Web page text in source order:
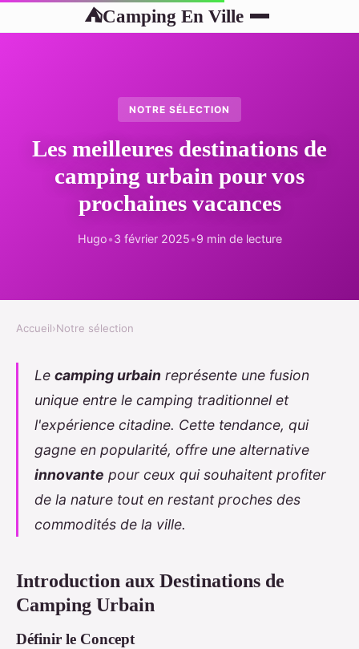
⛺Camping En Ville
NOTRE SÉLECTION
Les meilleures destinations de
camping urbain pour vos
prochaines vacances
Hugo•3 février 2025•9 min de lecture
Accueil›Notre sélection
Le camping urbain représente une fusion
unique entre le camping traditionnel et
l'expérience citadine. Cette tendance, qui
gagne en popularité, offre une alternative
innovante pour ceux qui souhaitent profiter
de la nature tout en restant proches des
commodités de la ville.
Introduction aux Destinations de
Camping Urbain
Définir le Concept